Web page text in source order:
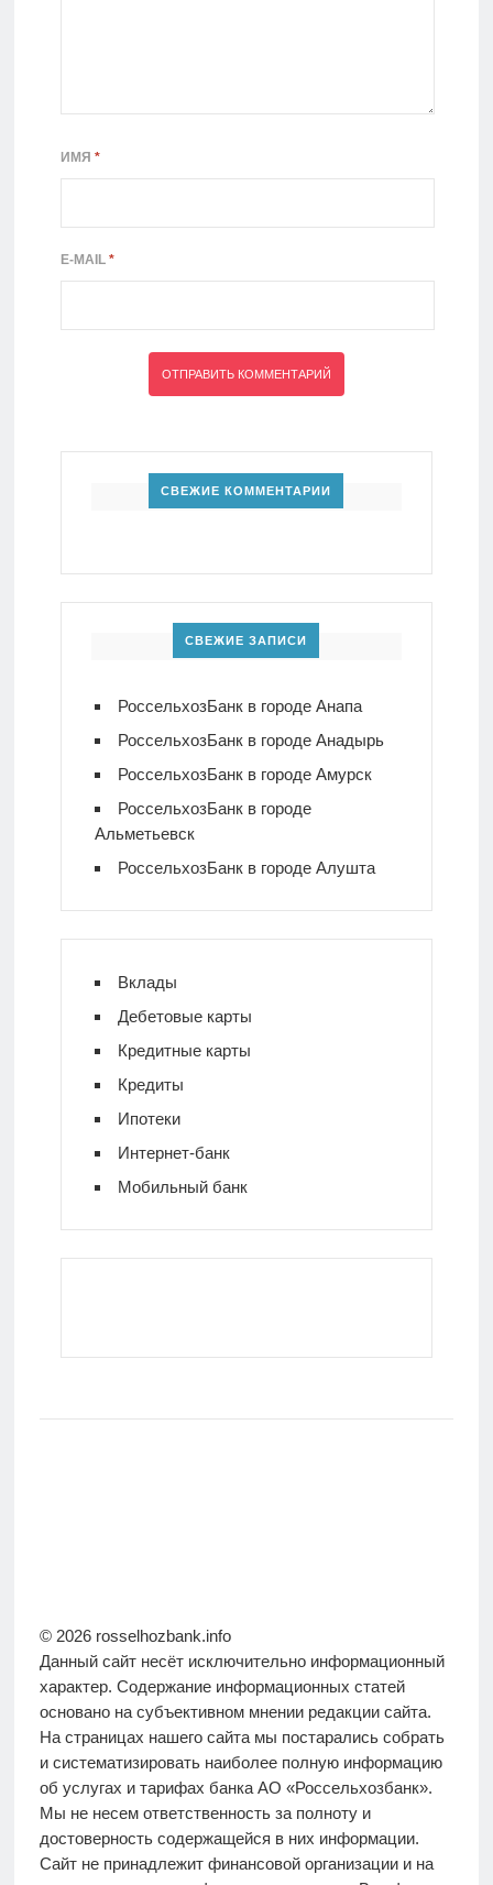
ИМЯ *
E-MAIL *
СВЕЖИЕ КОММЕНТАРИИ
СВЕЖИЕ ЗАПИСИ
РоссельхозБанк в городе Анапа
РоссельхозБанк в городе Анадырь
РоссельхозБанк в городе Амурск
РоссельхозБанк в городе
Альметьевск
РоссельхозБанк в городе Алушта
Вклады
Дебетовые карты
Кредитные карты
Кредиты
Ипотеки
Интернет-банк
Мобильный банк
© 2026 rosselhozbank.info
Данный сайт несёт исключительно информационный
характер. Содержание информационных статей
основано на субъективном мнении редакции сайта.
На страницах нашего сайта мы постарались собрать
и систематизировать наиболее полную информацию
об услугах и тарифах банка АО «Россельхозбанк».
Мы не несем ответственность за полноту и
достоверность содержащейся в них информации.
Сайт не принадлежит финансовой организации и на